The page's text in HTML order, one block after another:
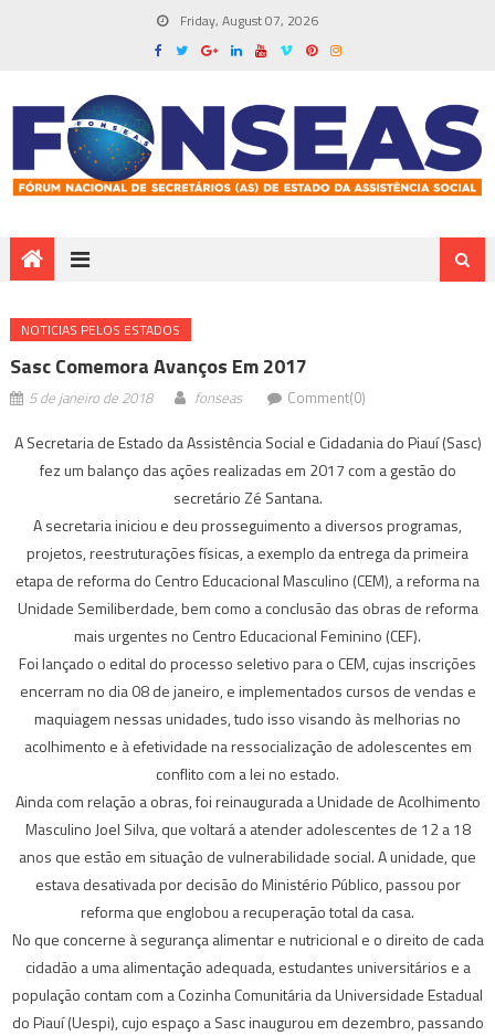
Friday, August 07, 2026
NOTICIAS PELOS ESTADOS
Sasc Comemora Avanços Em 2017
5 de janeiro de 2018 fonseas Comment(0)
A Secretaria de Estado da Assistência Social e Cidadania do Piauí (Sasc)
fez um balanço das ações realizadas em 2017 com a gestão do
secretário Zé Santana.
A secretaria iniciou e deu prosseguimento a diversos programas,
projetos, reestruturações físicas, a exemplo da entrega da primeira
etapa de reforma do Centro Educacional Masculino (CEM), a reforma na
Unidade Semiliberdade, bem como a conclusão das obras de reforma
mais urgentes no Centro Educacional Feminino (CEF).
Foi lançado o edital do processo seletivo para o CEM, cujas inscrições
encerram no dia 08 de janeiro, e implementados cursos de vendas e
maquiagem nessas unidades, tudo isso visando às melhorias no
acolhimento e à efetividade na ressocialização de adolescentes em
conflito com a lei no estado.
Ainda com relação a obras, foi reinaugurada a Unidade de Acolhimento
Masculino Joel Silva, que voltará a atender adolescentes de 12 a 18
anos que estão em situação de vulnerabilidade social. A unidade, que
estava desativada por decisão do Ministério Público, passou por
reforma que englobou a recuperação total da casa.
No que concerne à segurança alimentar e nutricional e o direito de cada
cidadão a uma alimentação adequada, estudantes universitários e a
população contam com a Cozinha Comunitária da Universidade Estadual
do Piauí (Uespi), cujo espaço a Sasc inaugurou em dezembro, passando